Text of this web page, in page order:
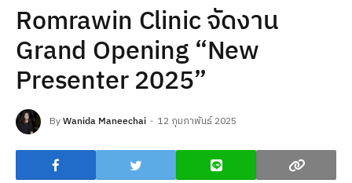
Romrawin Clinic จัดงาน
Grand Opening “New
Presenter 2025”
ByWanida Maneechai 12 กุมภาพันธ์ 2025